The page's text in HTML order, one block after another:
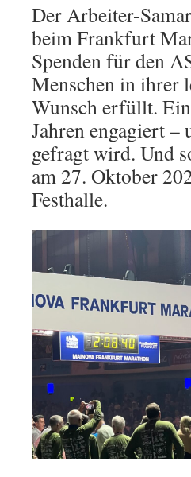
Der Arbeiter-
beim Frankfurt
Spenden für den
Menschen in ihrer
Wunsch erfüllt.
Jahren engagiert
gefragt wird. Und
am 27. Oktober
Festhalle.